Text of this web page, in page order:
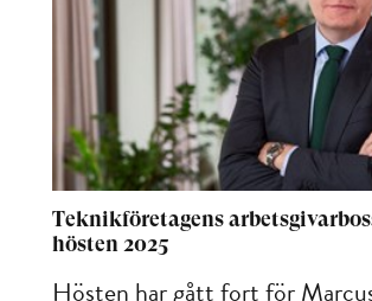
Teknikföretagens
hösten 2025